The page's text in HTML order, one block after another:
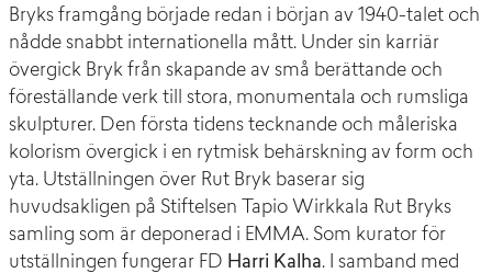
Bryks framgång började redan i början av 1940-talet och
nådde snabbt internationella mått. Under sin karriär
övergick Bryk från skapande av små berättande och
föreställande verk till stora, monumentala och rumsliga
skulpturer. Den första tidens tecknande och måleriska
kolorism övergick i en rytmisk behärskning av form och
yta. Utställningen över Rut Bryk baserar sig
huvudsakligen på Stiftelsen Tapio Wirkkala Rut Bryks
samling som är deponerad i EMMA. Som kurator för
utställningen fungerar FD Harri Kalha. I samband med